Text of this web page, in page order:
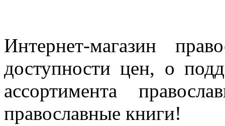
Интернет-магазин
доступности цен, о
ассортимента
православные книги!